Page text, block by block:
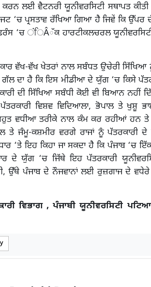
ਲਈ ਵੈਟਨਰੀ ਯੂਨੀਵਰਸਿਟੀ ਸਥਾਪਤ
‘ਚ ਪ੍ਰਸਤਾਵ ਰੱਖਿਆ ਗਿਆ ਹੈ ਜਿਵੇਂ ਕਿ ਉੱਪਰ
‘ਚ ਂਿÂੱਕ ਹਾਰਟੀਕਲਚਰਲ
ਵੱਖ-ਵੱਖ ਖੇਤਰਾਂ ਨਾਲ ਸਬੰਧਤ ਉਚੇਰੀ ਸਿੱਖਿਆ
ਦਾ ਹੈ ਕਿ ਇਸ ਮੀਡੀਆ ਦੇ ਯੁੱਗ ‘ਚ ਕਿਸੇ
ਦੀ ਸਿੱਖਿਆ ਸਬੰਧੀ ਕੋਈ ਵੀ ਬਿਆਨ ਨਹੀਂ
ਵਿਸ਼ਵ ਵਿਦਿਆਲਾ, ਭੋਪਾਲ ਤੇ ਖੁਸ਼ੂ
ਬਹੁਤ ਵਧੀਆ ਤਰੀਕੇ ਨਾਲ ਕੰਮ ਕਰ ਰਹੀਆਂ ਹਨ
ਤੇ ਜੰਮੂ-ਕਸ਼ਮੀਰ ਵਰਗੇ ਰਾਜਾਂ ਨੂੰ ਪੱਤਰਕਾਰੀ
‘ਤੇ ਇਹ ਕਿਹਾ ਜਾ ਸਕਦਾ ਹੈ ਕਿ ਪੰਜਾਬ ‘ਚ
ਦੇ ਯੁੱਗ ‘ਚ ਜਿੱਥੇ ਇਹ ਪੱਤਰਕਾਰੀ
ਉੱਥੇ ਪੰਜਾਬ ਦੇ ਨੌਜਵਾਨਾਂ ਲਈ ਰੁਜ਼ਗਾਜ ਦੇ
ਵਿਭਾਗ , ਪੰਜਾਬੀ ਯੂਨੀਵਰਸਿਟੀ